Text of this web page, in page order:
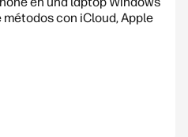
métodos con iCloud, Apple